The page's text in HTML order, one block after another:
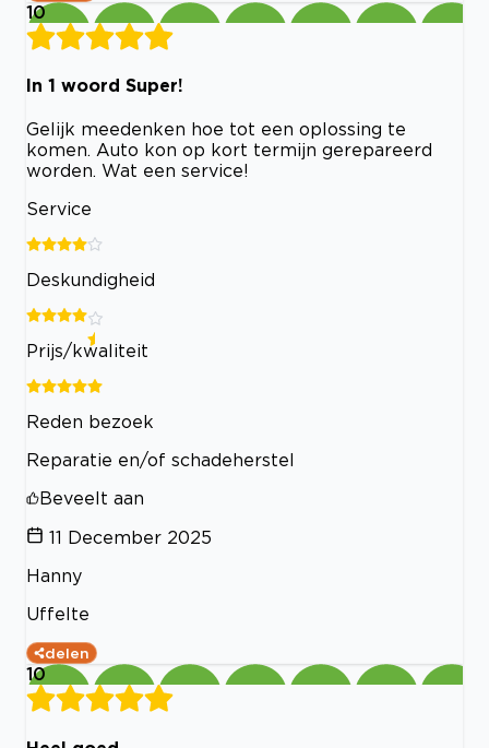
10
In 1 woord Super!
Gelijk meedenken hoe tot een oplossing te
komen. Auto kon op kort termijn gerepareerd
worden. Wat een service!
Service
Deskundigheid
Prijs/kwaliteit
Reden bezoek
Reparatie en/of schadeherstel
Beveelt aan
11 December 2025
Hanny
Uffelte
delen
10